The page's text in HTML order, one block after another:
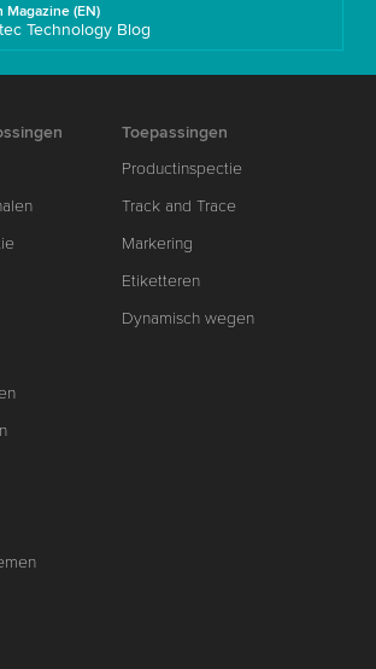
Magazine (EN)
Technology Blog
Toepassingen
Productinspectie
Track and Trace
Markering
Etiketteren
Dynamisch wegen